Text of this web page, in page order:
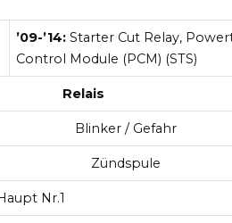
’09-’14: Starter Cut Relay,
Control Module (PCM) (STS)
Relais
Blinker / Gefahr
Zündspule
Nr.1